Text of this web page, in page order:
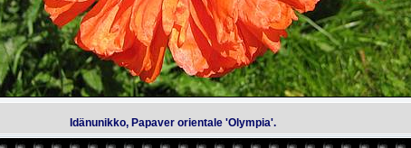
Idänunikko, Papaver orientale 'Olympia'.